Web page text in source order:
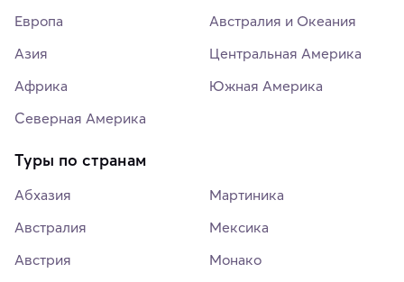
Европа
Азия
Африка
Северная Америка
Австралия и Океания
Центральная Америка
Южная Америка
Туры по странам
Абхазия
Австралия
Австрия
Мартиника
Мексика
Монако